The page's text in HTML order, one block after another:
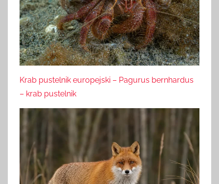
Krab pustelnik europejski – Pagurus bernhardus
– krab pustelnik